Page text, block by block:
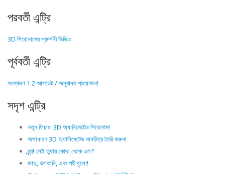
পরবর্তী এন্ট্রি
3D শিরোনামের প্রদর্শনী ভিডিও
পূর্ববর্তী এন্ট্রি
সংস্করণ 1.2 আপডেট / অনুবাদক প্রয়োজন!
সদৃশ এন্ট্রি
নতুন ফিচার: 3D অ্যানিমেটেড শিরোনাম!
অসাধারণ 3D অ্যানিমেটেড মানচিত্র তৈরি করুন!
ব্র্র্র! সেই তুষার কোথা থেকে এল?
জাদু, ঝলকানি, এবং পরী ধুলো!